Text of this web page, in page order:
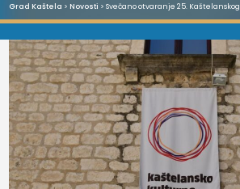
Grad Kaštela > Novosti > Svečano otvaranje 25.